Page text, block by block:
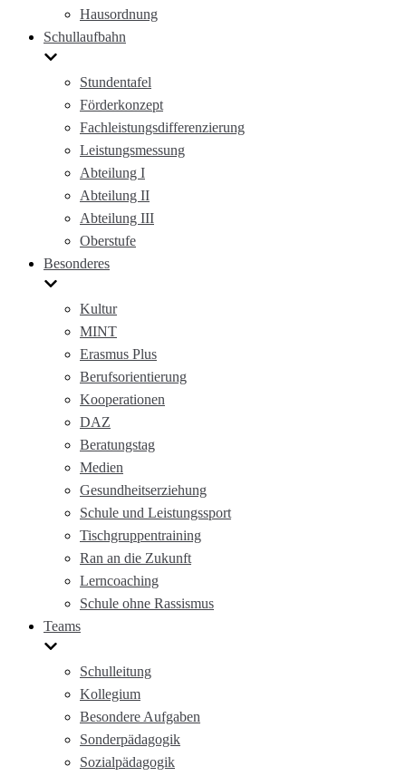
Hausordnung
Schullaufbahn
Stundentafel
Förderkonzept
Fachleistungsdifferenzierung
Leistungsmessung
Abteilung I
Abteilung II
Abteilung III
Oberstufe
Besonderes
Kultur
MINT
Erasmus Plus
Berufsorientierung
Kooperationen
DAZ
Beratungstag
Medien
Gesundheitserziehung
Schule und Leistungssport
Tischgruppentraining
Ran an die Zukunft
Lerncoaching
Schule ohne Rassismus
Teams
Schulleitung
Kollegium
Besondere Aufgaben
Sonderpädagogik
Sozialpädagogik